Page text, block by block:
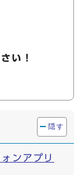
い！
隠す
ンアプリ